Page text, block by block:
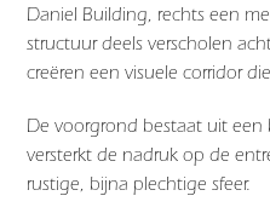
Daniel Building, rechts een
structuur deels verscholen
creëren een visuele corridor
De voorgrond bestaat uit een
versterkt de nadruk op de
rustige, bijna plechtige sfeer.